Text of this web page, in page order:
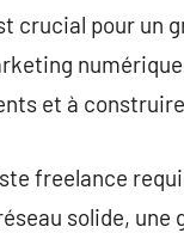
crucial pour un
et à
freelance
solide,